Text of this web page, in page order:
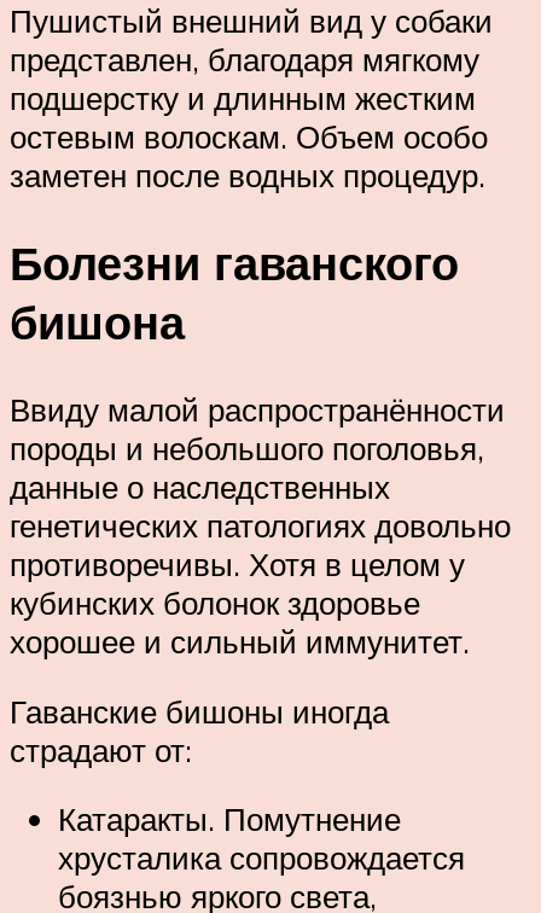
Пушистый внешний вид у собаки
представлен, благодаря мягкому
подшерстку и длинным жестким
остевым волоскам. Объем особо
заметен после водных процедур.
Болезни гаванского
бишона
Ввиду малой распространённости
породы и небольшого поголовья,
данные о наследственных
генетических патологиях довольно
противоречивы. Хотя в целом у
кубинских болонок здоровье
хорошее и сильный иммунитет.
Гаванские бишоны иногда
страдают от:
Катаракты. Помутнение
хрусталика сопровождается
боязнью яркого света,